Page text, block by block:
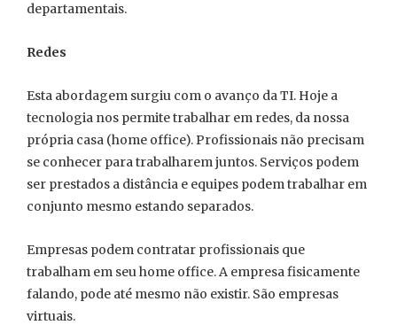
departamentais.
Redes
Esta abordagem surgiu com o avanço da TI. Hoje a
tecnologia nos permite trabalhar em redes, da nossa
própria casa (home office). Profissionais não precisam
se conhecer para trabalharem juntos. Serviços podem
ser prestados a distância e equipes podem trabalhar em
conjunto mesmo estando separados.
Empresas podem contratar profissionais que
trabalham em seu home office. A empresa fisicamente
falando, pode até mesmo não existir. São empresas
virtuais.